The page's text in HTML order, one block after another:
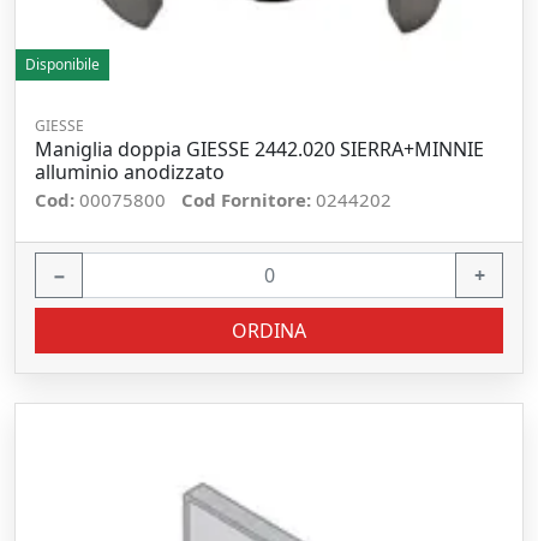
Disponibile
GIESSE
Maniglia doppia GIESSE 2442.020 SIERRA+MINNIE
alluminio anodizzato
Cod: 00075800 Cod Fornitore: 0244202
− +
ORDINA